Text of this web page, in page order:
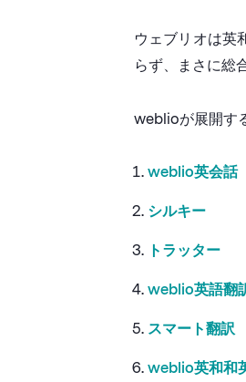
ウェブリオは英
らず、まさに総
weblioが展開す
weblio英会話
シルキー
トラッター
weblio英語翻
スマート翻訳
weblio英和和